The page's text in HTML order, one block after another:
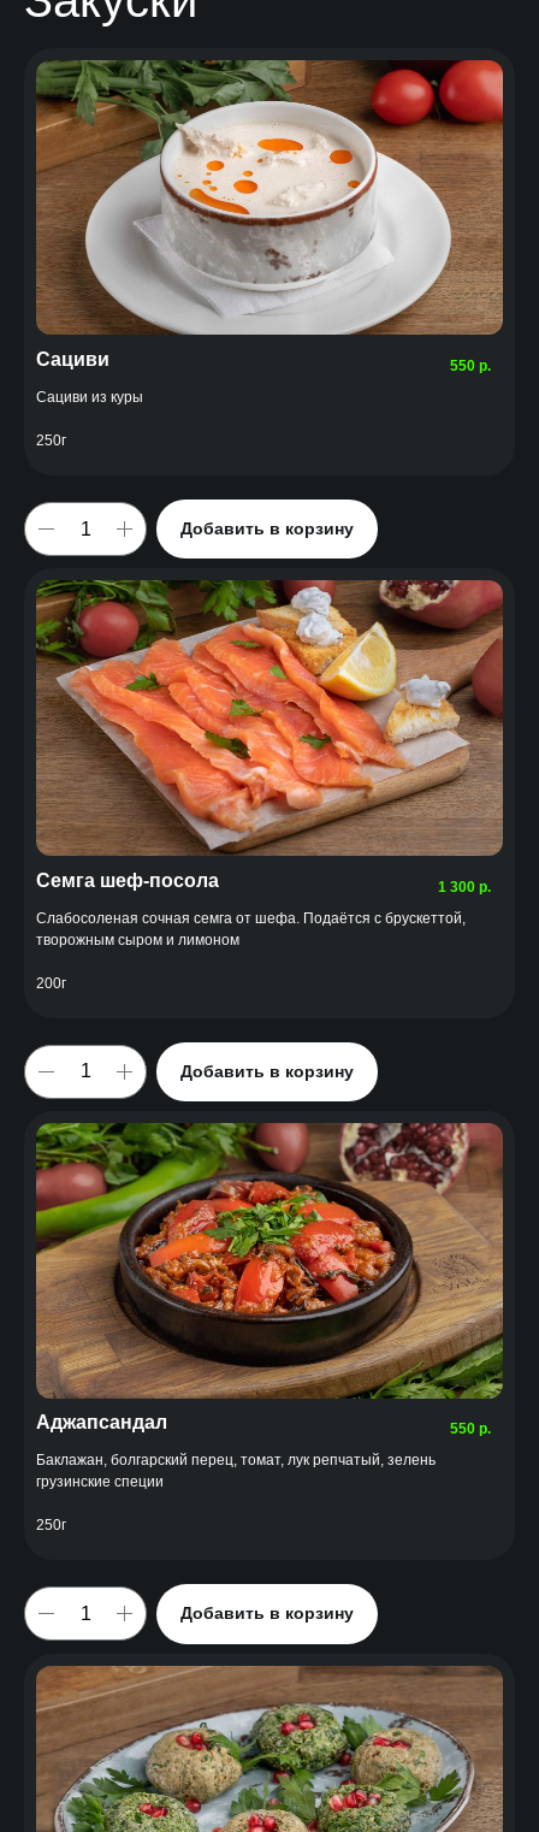
550 р.
Сациви
Сациви из куры
250г
Добавить в корзину
1 300 р.
Семга шеф-посола
Слабосоленая сочная семга от шефа. Подаётся с брускеттой,
творожным сыром и лимоном
200г
Добавить в корзину
550 р.
Аджапсандал
Баклажан, болгарский перец, томат, лук репчатый, зелень
грузинские специи
250г
Добавить в корзину